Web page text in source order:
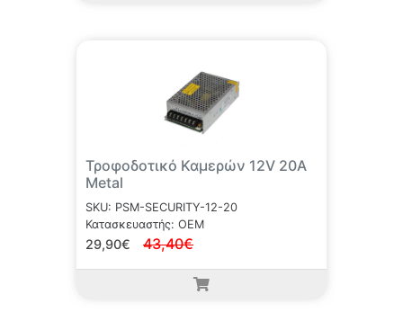
Τροφοδοτικό Καμερών 12V 20A
Metal
SKU: PSM-SECURITY-12-20
Κατασκευαστής: OEM
29,90€ 43,40€